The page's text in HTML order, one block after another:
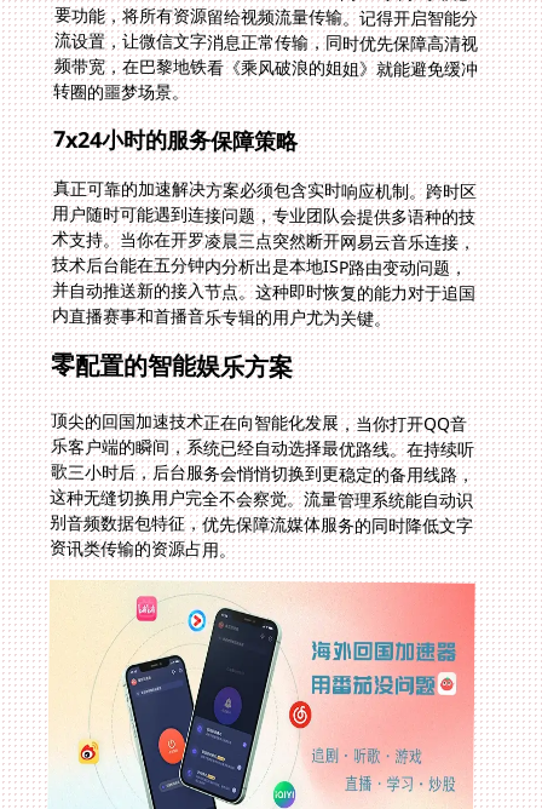
转圈的噩梦场景。
7x24小时的服务保障策略
真正可靠的加速解决方案必须包含实时响应机制。跨时区
用户随时可能遇到连接问题，专业团队会提供多语种的技
术支持。当你在开罗凌晨三点突然断开网易云音乐连接，
技术后台能在五分钟内分析出是本地ISP路由变动问题，
并自动推送新的接入节点。这种即时恢复的能力对于追国
内直播赛事和首播音乐专辑的用户尤为关键。
零配置的智能娱乐方案
顶尖的回国加速技术正在向智能化发展，当你打开QQ音
乐客户端的瞬间，系统已经自动选择最优路线。在持续听
歌三小时后，后台服务会悄悄切换到更稳定的备用线路，
这种无缝切换用户完全不会察觉。流量管理系统能自动识
别音频数据包特征，优先保障流媒体服务的同时降低文字
资讯类传输的资源占用。